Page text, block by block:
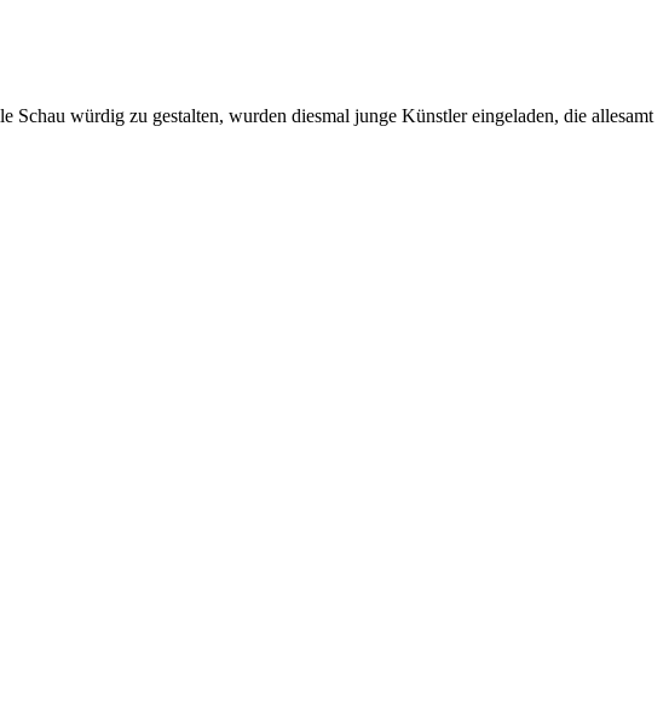
Schau würdig zu gestalten, wurden diesmal junge Künstler eingeladen, die allesamt